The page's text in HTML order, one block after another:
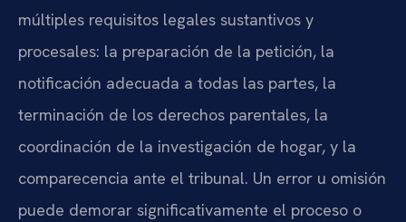
múltiples requisitos legales sustantivos y
procesales: la preparación de la petición, la
notificación adecuada a todas las partes, la
terminación de los derechos parentales, la
coordinación de la investigación de hogar, y la
comparecencia ante el tribunal. Un error u omisión
puede demorar significativamente el proceso o